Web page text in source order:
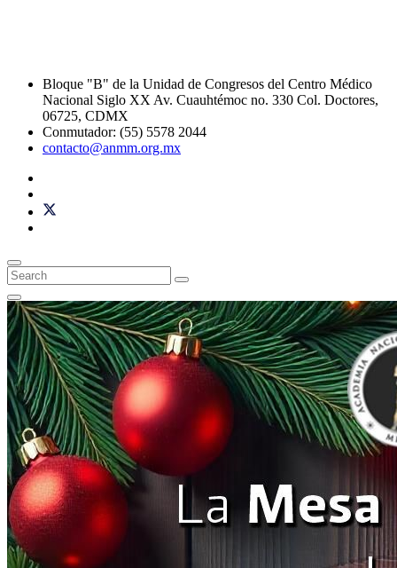
Bloque "B" de la Unidad de Congresos del Centro Médico
Nacional Siglo XX Av. Cuauhtémoc no. 330 Col. Doctores,
06725, CDMX
Conmutador: (55) 5578 2044
contacto@anmm.org.mx